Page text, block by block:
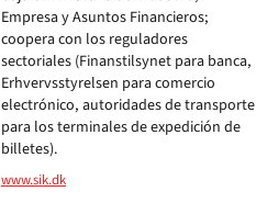
Empresa y Asuntos Financieros;
coopera con los reguladores
sectoriales (Finanstilsynet para banca,
Erhvervsstyrelsen para comercio
electrónico, autoridades de transporte
para los terminales de expedición de
billetes).
www.sik.dk